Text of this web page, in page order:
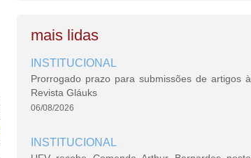
mais lidas
INSTITUCIONAL
Prorrogado prazo para submissões de artigos à
Revista Gláuks
06/08/2026
INSTITUCIONAL